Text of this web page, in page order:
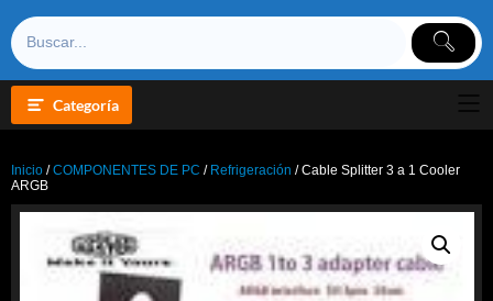
Categoría
Inicio /COMPONENTES DE PC / Refrigeración / Cable Splitter 3 a 1 Cooler
ARGB